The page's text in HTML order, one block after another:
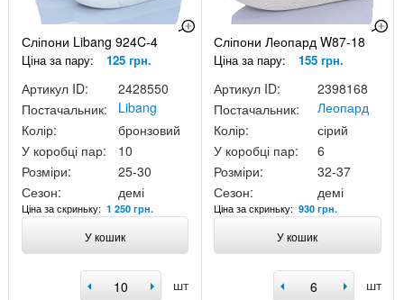
Сліпони Libang 924C-4
Ціна за пару: 125 грн.
Артикул ID:
2428550
Постачальник:
Libang
Колір:
бронзовий
У коробці пар:
10
Розміри:
25-30
Сезон:
демі
Ціна за скриньку: 1 250 грн.
У кошик
шт
Сліпони Леопард W87-18
Ціна за пару: 155 грн.
Артикул ID:
2398168
Постачальник:
Леопард
Колір:
сірий
У коробці пар:
6
Розміри:
32-37
Сезон:
демі
Ціна за скриньку:930 грн.
У кошик
шт